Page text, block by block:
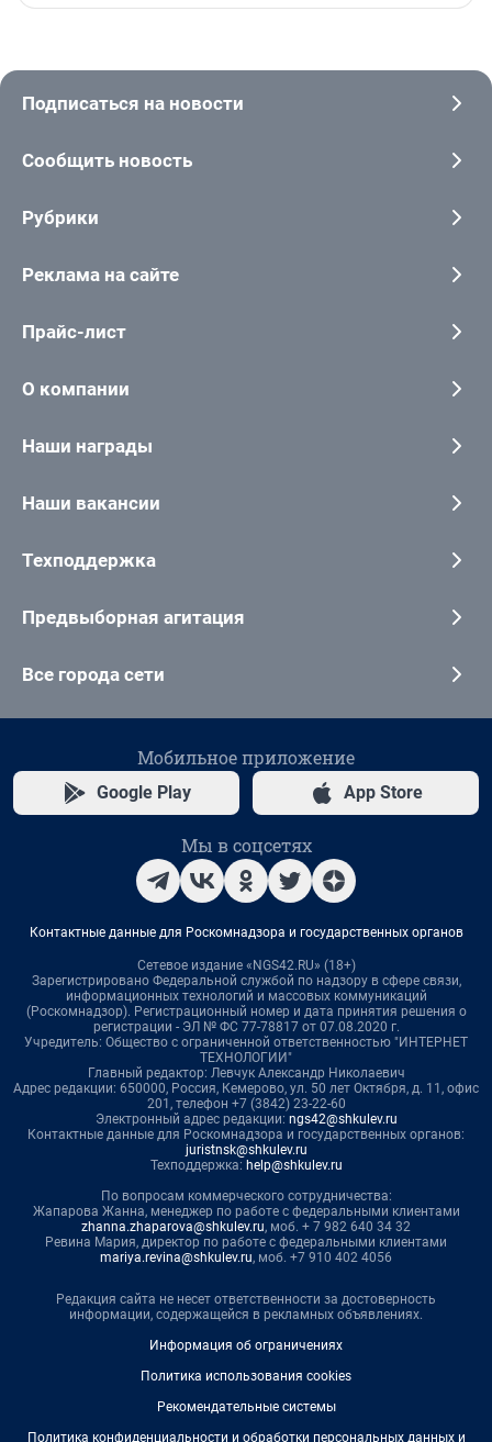
Подписаться на новости
Сообщить новость
Рубрики
Реклама на сайте
Прайс-лист
О компании
Наши награды
Наши вакансии
Техподдержка
Предвыборная агитация
Все города сети
Мобильное приложение
Google Play App Store
Мы в соцсетях
Контактные данные для Роскомнадзора и государственных органов
Сетевое издание «NGS42.RU» (18+)
Зарегистрировано Федеральной службой по надзору в сфере связи,
информационных технологий и массовых коммуникаций
(Роскомнадзор). Регистрационный номер и дата принятия решения о
регистрации - ЭЛ № ФС 77-78817 от 07.08.2020 г.
Учредитель: Общество с ограниченной ответственностью "ИНТЕРНЕТ
ТЕХНОЛОГИИ"
Главный редактор: Левчук Александр Николаевич
Адрес редакции: 650000, Россия, Кемерово, ул. 50 лет Октября, д. 11, офис
201, телефон +7 (3842) 23-22-60
Электронный адрес редакции: ngs42@shkulev.ru
Контактные данные для Роскомнадзора и государственных органов:
juristnsk@shkulev.ru
Техподдержка: help@shkulev.ru
По вопросам коммерческого сотрудничества:
Жапарова Жанна, менеджер по работе с федеральными клиентами
zhanna.zhaparova@shkulev.ru, моб. + 7 982 640 34 32
Ревина Мария, директор по работе с федеральными клиентами
mariya.revina@shkulev.ru, моб. +7 910 402 4056
Редакция сайта не несет ответственности за достоверность
информации, содержащейся в рекламных объявлениях.
Информация об ограничениях
Политика использования cookies
Рекомендательные системы
Политика конфиденциальности и обработки персональных данных и